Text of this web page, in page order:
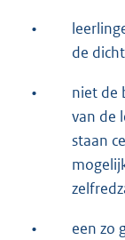
•
de
•
niet de
van de
staan
•
een zo